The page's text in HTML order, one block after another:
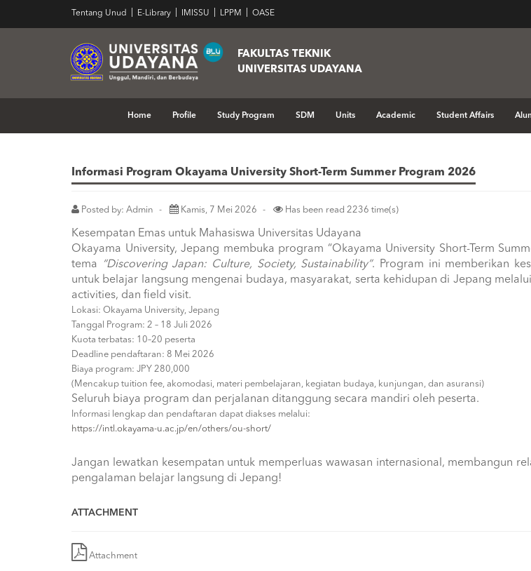
Tentang Unud E-Library IMISSU LPPM OASE
FAKULTAS TEKNIK
UNIVERSITAS UDAYANA
Home Profile Study Program SDM Units Academic Student Affairs
Informasi Program Okayama University Short-Term Summer Program 2026
Posted by: Admin Kamis, 7 Mei 2026 Has been read 2236 time(s)
Kesempatan Emas untuk Mahasiswa Universitas Udayana
Okayama University, Jepang membuka program “Okayama University Short-Term
tema
“Discovering Japan: Culture, Society, Sustainability”. Program ini memberikan
untuk belajar langsung mengenai budaya, masyarakat, serta kehidupan di Jepang
activities, dan field visit.
Lokasi: Okayama University, Jepang
Tanggal Program: 2 – 18 Juli 2026
Kuota terbatas: 10–20 peserta
Deadline pendaftaran: 8 Mei 2026
Biaya program: JPY 280,000
(Mencakup tuition fee, akomodasi, materi pembelajaran, kegiatan budaya, kunjungan, dan asuransi)
Seluruh biaya program dan perjalanan ditanggung secara mandiri oleh peserta.
Informasi lengkap dan pendaftaran dapat diakses melalui:
https://intl.okayama-u.ac.jp/en/others/ou-short/
Jangan lewatkan kesempatan untuk memperluas wawasan internasional, membangun
pengalaman belajar langsung di Jepang!
ATTACHMENT
Attachment